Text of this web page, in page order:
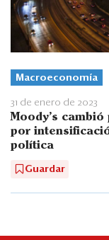
Macroeconomía
31 de enero de 2023
Moody's cambió
por
política
Guardar